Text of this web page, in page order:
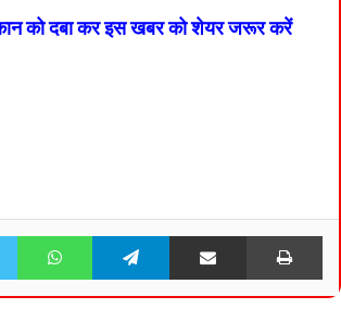
को दबा कर इस खबर को शेयर जरूर करें
Twitter WhatsApp Telegram Share via Email